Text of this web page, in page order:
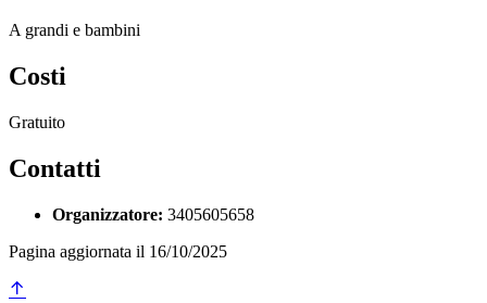
A grandi e bambini
Costi
Gratuito
Contatti
Organizzatore: 3405605658
Pagina aggiornata il 16/10/2025